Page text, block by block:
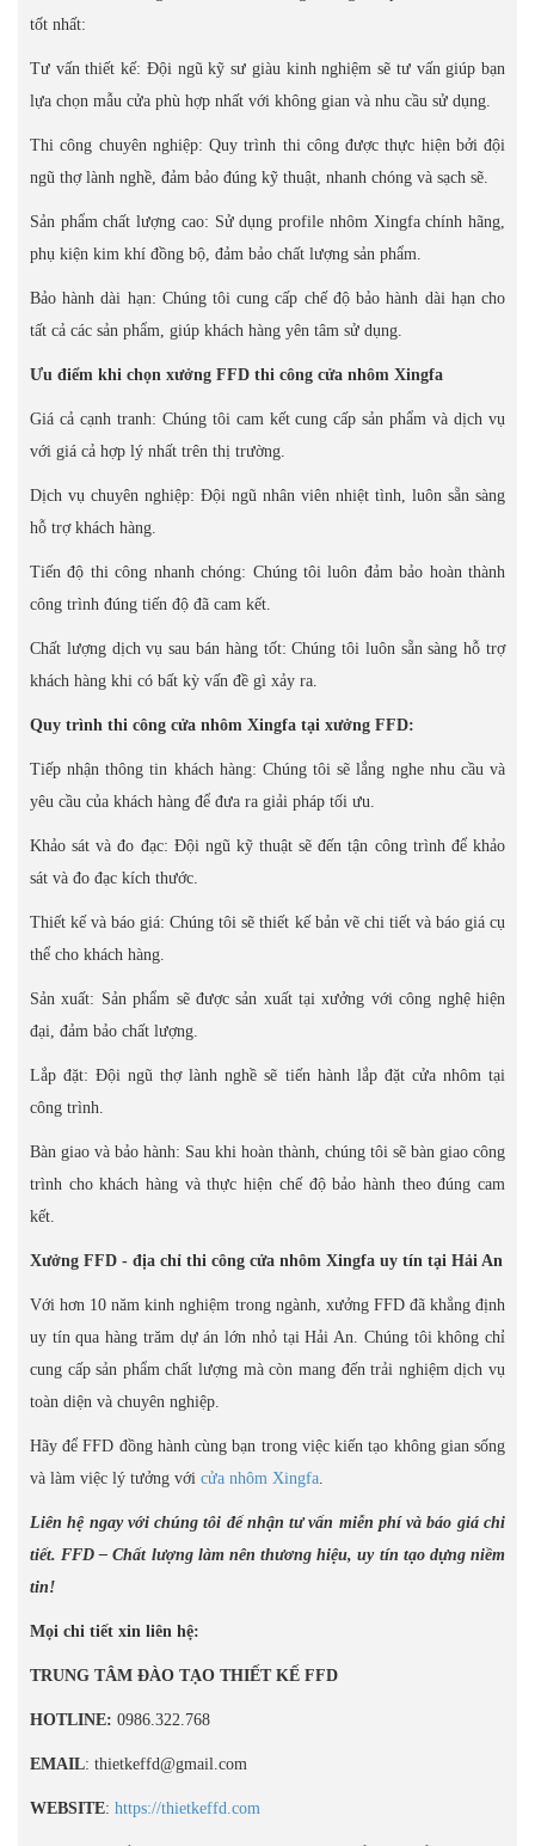
tốt nhất:
Tư vấn thiết kế: Đội ngũ kỹ sư giàu kinh nghiệm sẽ tư vấn giúp bạn
lựa chọn mẫu cửa phù hợp nhất với không gian và nhu cầu sử dụng.
Thi công chuyên nghiệp: Quy trình thi công được thực hiện bởi đội
ngũ thợ lành nghề, đảm bảo đúng kỹ thuật, nhanh chóng và sạch sẽ.
Sản phẩm chất lượng cao: Sử dụng profile nhôm Xingfa chính hãng,
phụ kiện kim khí đồng bộ, đảm bảo chất lượng sản phẩm.
Bảo hành dài hạn: Chúng tôi cung cấp chế độ bảo hành dài hạn cho
tất cả các sản phẩm, giúp khách hàng yên tâm sử dụng.
Ưu điểm khi chọn xưởng FFD thi công cửa nhôm Xingfa
Giá cả cạnh tranh: Chúng tôi cam kết cung cấp sản phẩm và dịch vụ
với giá cả hợp lý nhất trên thị trường.
Dịch vụ chuyên nghiệp: Đội ngũ nhân viên nhiệt tình, luôn sẵn sàng
hỗ trợ khách hàng.
Tiến độ thi công nhanh chóng: Chúng tôi luôn đảm bảo hoàn thành
công trình đúng tiến độ đã cam kết.
Chất lượng dịch vụ sau bán hàng tốt: Chúng tôi luôn sẵn sàng hỗ trợ
khách hàng khi có bất kỳ vấn đề gì xảy ra.
Quy trình thi công cửa nhôm Xingfa tại xưởng FFD:
Tiếp nhận thông tin khách hàng: Chúng tôi sẽ lắng nghe nhu cầu và
yêu cầu của khách hàng để đưa ra giải pháp tối ưu.
Khảo sát và đo đạc: Đội ngũ kỹ thuật sẽ đến tận công trình để khảo
sát và đo đạc kích thước.
Thiết kế và báo giá: Chúng tôi sẽ thiết kế bản vẽ chi tiết và báo giá cụ
thể cho khách hàng.
Sản xuất: Sản phẩm sẽ được sản xuất tại xưởng với công nghệ hiện
đại, đảm bảo chất lượng.
Lắp đặt: Đội ngũ thợ lành nghề sẽ tiến hành lắp đặt cửa nhôm tại
công trình.
Bàn giao và bảo hành: Sau khi hoàn thành, chúng tôi sẽ bàn giao công
trình cho khách hàng và thực hiện chế độ bảo hành theo đúng cam
kết.
Xưởng FFD - địa chỉ thi công cửa nhôm Xingfa uy tín tại Hải An
Với hơn 10 năm kinh nghiệm trong ngành, xưởng FFD đã khẳng định
uy tín qua hàng trăm dự án lớn nhỏ tại Hải An. Chúng tôi không chỉ
cung cấp sản phẩm chất lượng mà còn mang đến trải nghiệm dịch vụ
toàn diện và chuyên nghiệp.
Hãy để FFD đồng hành cùng bạn trong việc kiến tạo không gian sống
và làm việc lý tưởng với cửa nhôm Xingfa.
Liên hệ ngay với chúng tôi để nhận tư vấn miễn phí và báo giá chi
tiết. FFD – Chất lượng làm nên thương hiệu, uy tín tạo dựng niềm
tin!
Mọi chi tiết xin liên hệ:
TRUNG TÂM ĐÀO TẠO THIẾT KẾ FFD
HOTLINE: 0986.322.768
EMAIL: thietkeffd@gmail.com
WEBSITE: https://thietkeffd.com